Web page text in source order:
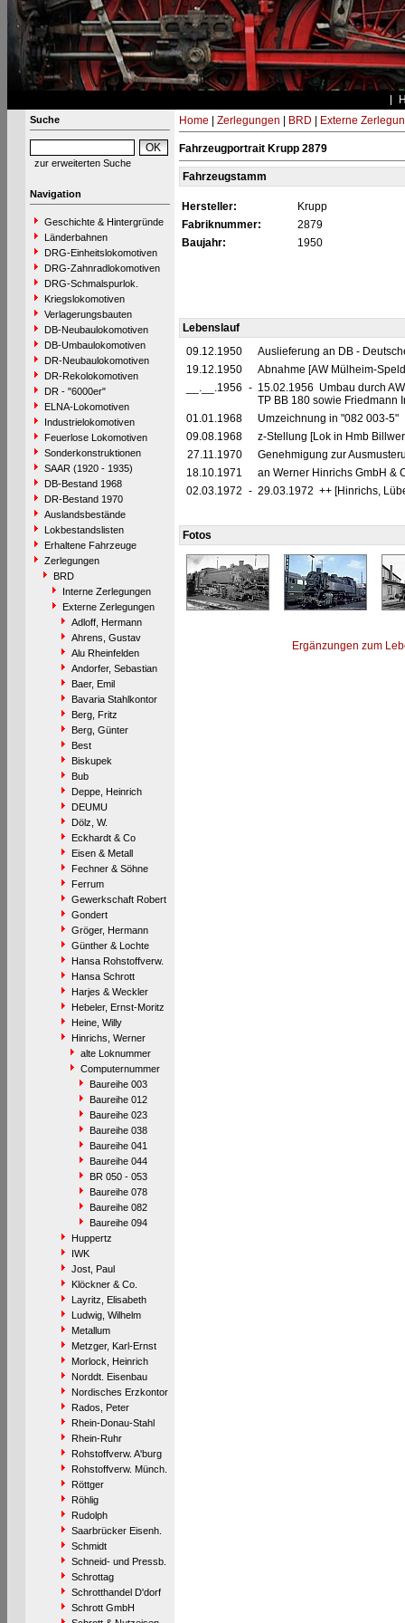
Suche
zur erweiterten Suche
Navigation
Geschichte & Hintergründe
Länderbahnen
DRG-Einheitslokomotiven
DRG-Zahnradlokomotiven
DRG-Schmalspurlok.
Kriegslokomotiven
Verlagerungsbauten
DB-Neubaulokomotiven
DB-Umbaulokomotiven
DR-Neubaulokomotiven
DR-Rekolokomotiven
DR - "6000er"
ELNA-Lokomotiven
Industrielokomotiven
Feuerlose Lokomotiven
Sonderkonstruktionen
SAAR (1920 - 1935)
DB-Bestand 1968
DR-Bestand 1970
Auslandsbestände
Lokbestandslisten
Erhaltene Fahrzeuge
Zerlegungen
BRD
Interne Zerlegungen
Externe Zerlegungen
Adloff, Hermann
Ahrens, Gustav
Alu Rheinfelden
Andorfer, Sebastian
Baer, Emil
Bavaria Stahlkontor
Berg, Fritz
Berg, Günter
Best
Biskupek
Bub
Deppe, Heinrich
DEUMU
Dölz, W.
Eckhardt & Co
Eisen & Metall
Fechner & Söhne
Ferrum
Gewerkschaft Robert
Gondert
Gröger, Hermann
Günther & Lochte
Hansa Rohstoffverw.
Hansa Schrott
Harjes & Weckler
Hebeler, Ernst-Moritz
Heine, Willy
Hinrichs, Werner
alte Loknummer
Computernummer
Baureihe 003
Baureihe 012
Baureihe 023
Baureihe 038
Baureihe 041
Baureihe 044
BR 050 - 053
Baureihe 078
Baureihe 082
Baureihe 094
Huppertz
IWK
Jost, Paul
Klöckner & Co.
Layritz, Elisabeth
Ludwig, Wilhelm
Metallum
Metzger, Karl-Ernst
Morlock, Heinrich
Norddt. Eisenbau
Nordisches Erzkontor
Rados, Peter
Rhein-Donau-Stahl
Rhein-Ruhr
Rohstoffverw. A'burg
Rohstoffverw. Münch.
Röttger
Röhlig
Rudolph
Saarbrücker Eisenh.
Schmidt
Schneid- und Pressb.
Schrottag
Schrotthandel D'dorf
Schrott GmbH
Home Zerlegungen BRD Externe
Fahrzeugportrait Krupp 2879
Fahrzeugstamm
Hersteller:
Krupp
Fabriknummer:
2879
Baujahr:
1950
Lebenslauf
09.12.1950
Auslieferung an DB -
19.12.1950
Abnahme [AW Mülheim-
__.__.1956 - 15.02.1956 Umbau durch
TP BB 180 sowie Friedmann
01.01.1968
Umzeichnung in "082 003-5"
09.08.1968
z-Stellung [Lok in Hmb
27.11.1970
Genehmigung zur
18.10.1971
an Werner Hinrichs GmbH &
02.03.1972 - 29.03.1972 ++ [Hinrichs,
Fotos
Ergänzungen zum